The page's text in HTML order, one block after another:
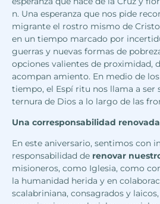
n. Una esperanza que nos pide
migrante el rostro mismo de
en un tiempo marcado por
guerras y nuevas formas de
opciones valientes de proximidad,
acompan amiento. En medio de
tiempo, el Espí ritu nos llama a ser
ternura de Dios a lo largo de las
Una corresponsabilidad renovada
En este aniversario, sentimos con
responsabilidad de renovar
misioneros, como Iglesia, como
la humanidad herida y en
scalabriniana, consagrados y